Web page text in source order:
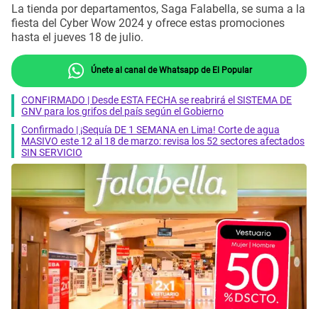
La tienda por departamentos, Saga Falabella, se suma a la
fiesta del Cyber Wow 2024 y ofrece estas promociones
hasta el jueves 18 de julio.
Únete al canal de Whatsapp de El Popular
CONFIRMADO | Desde ESTA FECHA se reabrirá el SISTEMA DE
GNV para los grifos del país según el Gobierno
Confirmado | ¡Sequía DE 1 SEMANA en Lima! Corte de agua
MASIVO este 12 al 18 de marzo: revisa los 52 sectores afectados
SIN SERVICIO